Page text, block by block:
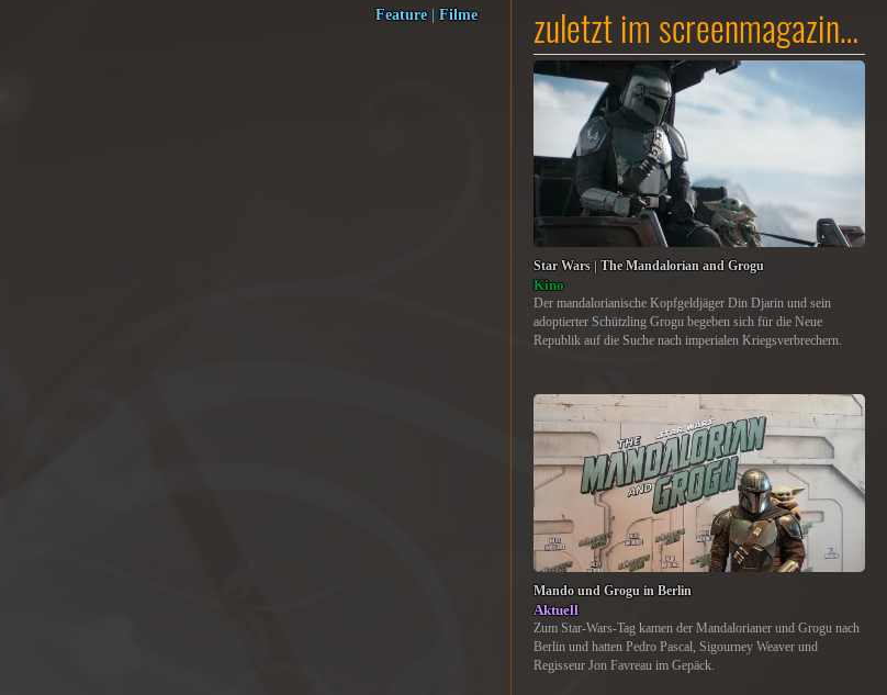
Feature| Filme zuletzt im screenmagazin…
Star Wars | The Mandalorian and Grogu
Kino
Der mandalorianische Kopfgeldjäger Din Djarin und sein
adoptierter Schützling Grogu begeben sich für die Neue
Republik auf die Suche nach imperialen Kriegsverbrechern.
Mando und Grogu in Berlin
Aktuell
Zum Star-Wars-Tag kamen der Mandalorianer und Grogu nach
Berlin und hatten Pedro Pascal, Sigourney Weaver und
Regisseur Jon Favreau im Gepäck.